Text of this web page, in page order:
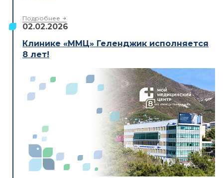
Подробнее
02.02.2026
Клинике «ММЦ» Геленджик исполняется
8 лет!